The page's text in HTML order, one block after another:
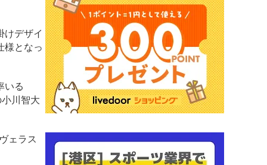
けデザイ
様となっ
いる
川智大
ェラス